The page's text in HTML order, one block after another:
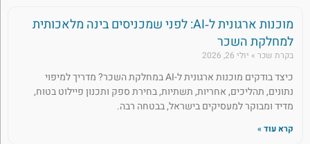
מוכנות ארגונית ל‑AI: לפני שמכניסים בינה מלאכותית
למחלקת השכר
בקרת שכר יולי 26, 2026
כיצד בודקים מוכנות ארגונית ל-AI במחלקת השכר? מדריך למיפוי
נתונים, תהליכים, אחריות, תשתיות, בחירת ספק ותכנון פיילוט בטוח,
מדיד ומבוקר למעסיקים בישראל, בבטחה רבה.
קרא עוד »